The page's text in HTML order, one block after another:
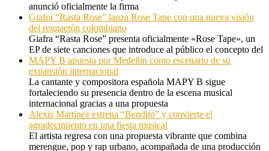
anunció oficialmente la firma
Giafra “Rasta Rose” lanza Rose Tape con una nueva visión
del reggaetón colombiano
Giafra “Rasta Rose” presenta oficialmente «Rose Tape», un
EP de siete canciones que introduce al público el concepto del
MAPY B apuesta por Medellín como escenario de su
expansión internacional
La cantante y compositora española MAPY B sigue
fortaleciendo su presencia dentro de la escena musical
internacional gracias a una propuesta
Alexis Martinez estrena “Bendito” y convierte el
agradecimiento en una fiesta musical
El artista regresa con una propuesta vibrante que combina
merengue, pop y rap urbano, acompañada de una producción